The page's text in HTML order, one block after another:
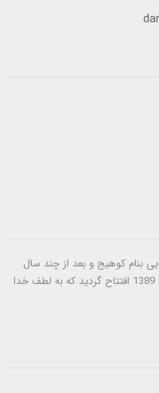
ما از سال 1380 در روستایی بنام کوهیج و بعد از چند سال
فعالیت شعبه دوم در شهرستان بستک در سال 1389 افتتاح گردید که به لطف خدا